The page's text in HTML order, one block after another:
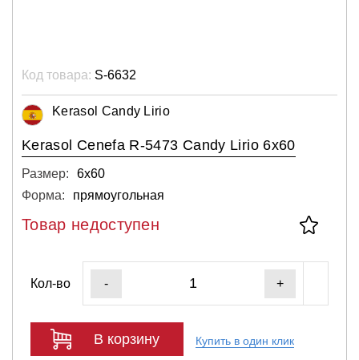
Код товара: S-6632
Kerasol Candy Lirio
Kerasol Cenefa R-5473 Candy Lirio 6x60
Размер:
6х60
Форма:
прямоугольная
Товар недоступен
Кол-во - +
В корзину Купить в один клик